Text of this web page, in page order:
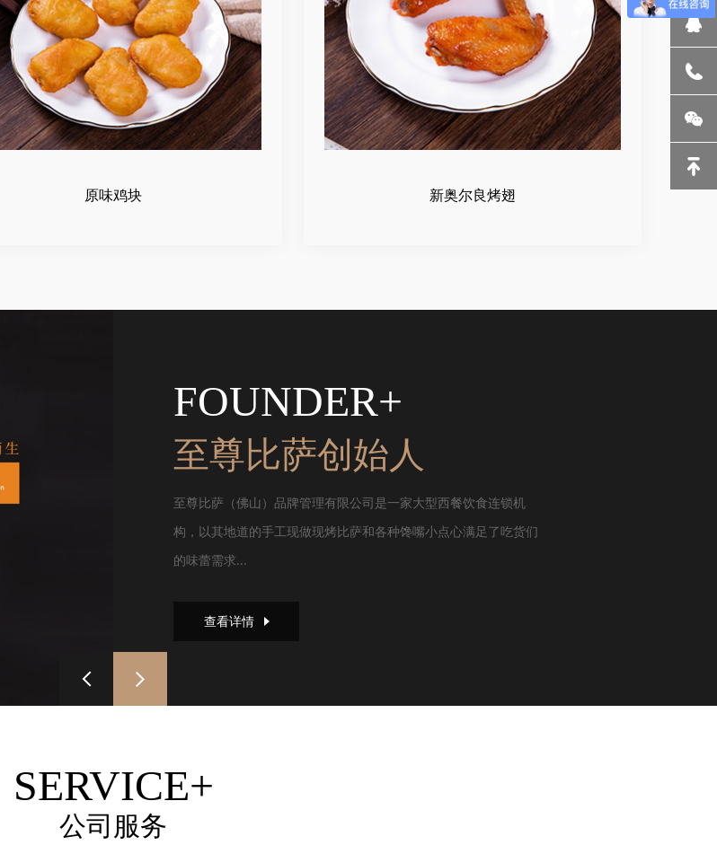
原味鸡块 新奥尔良烤翅
FOUNDER+
至尊比萨创始人
至尊比萨（佛山）品牌管理有限公司是一家大型西餐饮食连锁机
构，以其地道的手工现做现烤比萨和各种馋嘴小点心满足了吃货们
的味蕾需求...
查看详情
SERVICE+
公司服务